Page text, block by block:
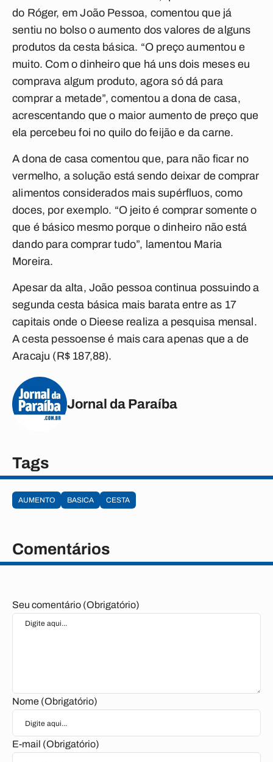
do Róger, em João Pessoa, comentou que já
sentiu no bolso o aumento dos valores de alguns
produtos da cesta básica. “O preço aumentou e
muito. Com o dinheiro que há uns dois meses eu
comprava algum produto, agora só dá para
comprar a metade”, comentou a dona de casa,
acrescentando que o maior aumento de preço que
ela percebeu foi no quilo do feijão e da carne.
A dona de casa comentou que, para não ficar no
vermelho, a solução está sendo deixar de comprar
alimentos considerados mais supérfluos, como
doces, por exemplo. “O jeito é comprar somente o
que é básico mesmo porque o dinheiro não está
dando para comprar tudo”, lamentou Maria
Moreira.
Apesar da alta, João pessoa continua possuindo a
segunda cesta básica mais barata entre as 17
capitais onde o Dieese realiza a pesquisa mensal.
A cesta pessoense é mais cara apenas que a de
Aracaju (R$ 187,88).
Jornal da Paraíba
Tags
AUMENTO BASICA CESTA
Comentários
Seu comentário (Obrigatório)
Nome (Obrigatório)
E-mail (Obrigatório)